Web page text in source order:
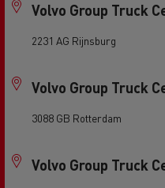
Volvo Group Truck
2231 AG Rijnsburg
Volvo Group Truck
3088 GB Rotterdam
Volvo Group Truck